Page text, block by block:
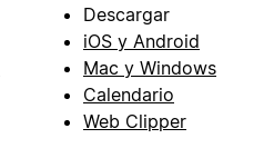
Descargar
iOS y Android
Mac y Windows
Calendario
Web Clipper